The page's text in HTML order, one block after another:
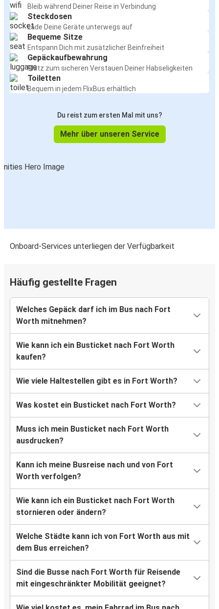
Bleib während Deiner Reise in Verbindung
Steckdosen
Lade Deine Geräte unterwegs auf
Bequeme Sitze
Entspann Dich mit zusätzlicher Beinfreiheit
Gepäckaufbewahrung
Platz zum sicheren Verstauen Deiner Habseligkeiten
Toiletten
Bequem in jedem FlixBus erhältlich
Du reist zum ersten Mal mit uns?
Mehr über unseren Service
Onboard-Services unterliegen der Verfügbarkeit
Häufig gestellte Fragen
Welches Gepäck darf ich im Bus nach Fort
Worth mitnehmen?
Wie kann ich ein Busticket nach Fort Worth
kaufen?
Wie viele Haltestellen gibt es in Fort Worth?
Was kostet ein Busticket nach Fort Worth?
Muss ich mein Busticket nach Fort Worth
ausdrucken?
Kann ich meine Busreise nach und von Fort
Worth verfolgen?
Wie kann ich ein Busticket nach Fort Worth
stornieren oder ändern?
Welche Städte kann ich von Fort Worth aus mit
dem Bus erreichen?
Sind die Busse nach Fort Worth für Reisende
mit eingeschränkter Mobilität geeignet?